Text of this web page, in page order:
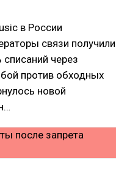
в России
связи получили
через
против обходных
новой